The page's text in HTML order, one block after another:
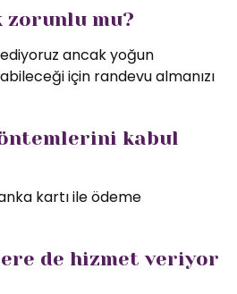
zorunlu mu?
ancak yoğun
için randevu almanızı
kabul
kartı ile ödeme
de hizmet veriyor